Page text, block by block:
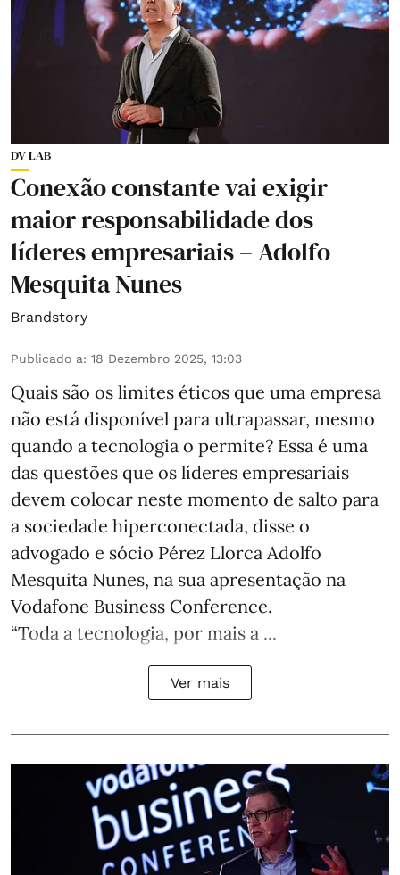
DV LAB
Conexão constante vai exigir
maior responsabilidade dos
líderes empresariais – Adolfo
Mesquita Nunes
Brandstory
Publicado a: 18 Dezembro 2025, 13:03
Quais são os limites éticos que uma empresa
não está disponível para ultrapassar, mesmo
quando a tecnologia o permite? Essa é uma
das questões que os líderes empresariais
devem colocar neste momento de salto para
a sociedade hiperconectada, disse o
advogado e sócio Pérez Llorca Adolfo
Mesquita Nunes, na sua apresentação na
Vodafone Business Conference.
“Toda a tecnologia, por mais a ...
Ver mais